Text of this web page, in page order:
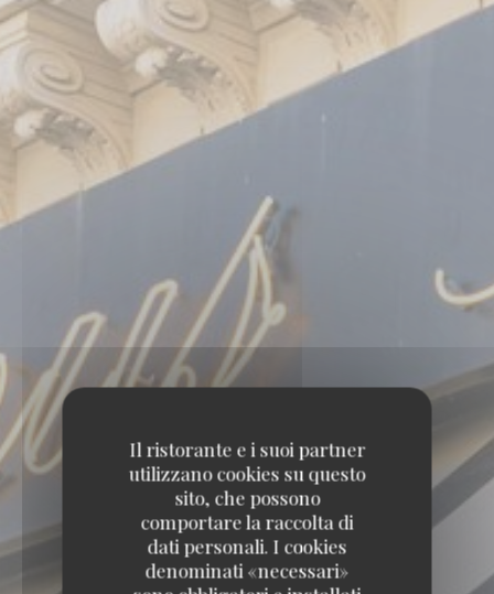
Il ristorante e i suoi partner
utilizzano cookies su questo
sito, che possono
comportare la raccolta di
dati personali. I cookies
denominati «necessari»